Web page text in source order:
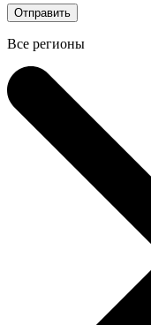
Все регионы